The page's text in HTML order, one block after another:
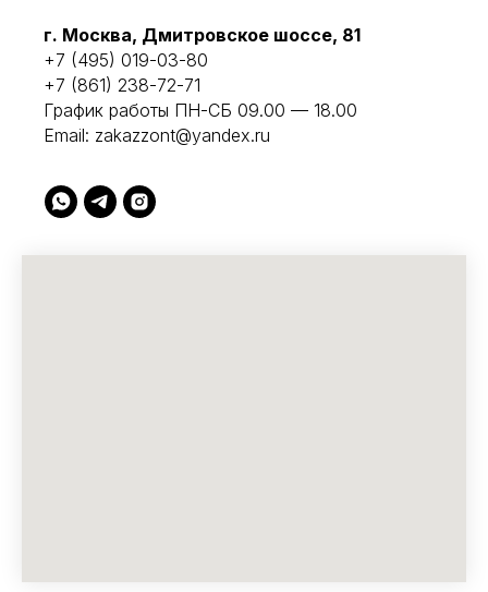
г. Москва, Дмитровское шоссе, 81
+7 (495) 019-03-80
+7 (861) 238-72-71
График работы ПН-СБ 09.00 — 18.00
Email: zakazzont@yandex.ru